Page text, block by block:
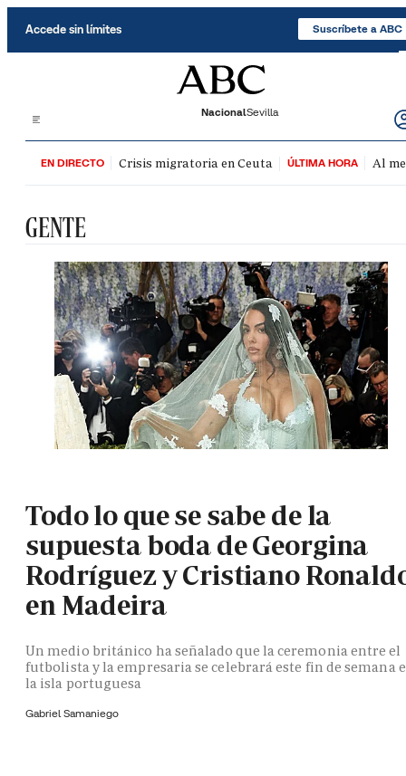
Accede sin límites Suscríbete a ABC
NacionalSevilla
EN DIRECTO Crisis migratoria en Ceuta ÚLTIMA HORA Al
GENTE
Todo lo que se sabe de la
supuesta boda de Georgina
Rodríguez y Cristiano
en Madeira
Un medio británico ha señalado que la ceremonia entre el
futbolista y la empresaria se celebrará este fin de semana
la isla portuguesa
Gabriel Samaniego